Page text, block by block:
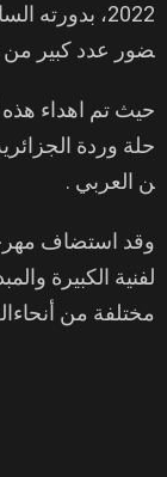
2022،
ضور عدد كبير من
حيث تم اهداء هذه
حلة وردة
ن العربي .
وقد استضاف
مختلفة من